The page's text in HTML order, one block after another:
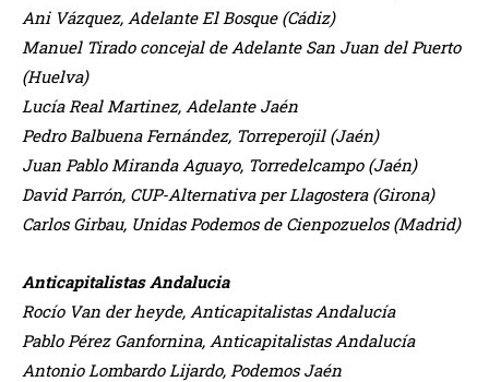
Ani Vázquez, Adelante El Bosque (Cádiz)
Manuel Tirado concejal de Adelante San Juan del Puerto
(Huelva)
Lucía Real Martinez, Adelante Jaén
Pedro Balbuena Fernández, Torreperojil (Jaén)
Juan Pablo Miranda Aguayo, Torredelcampo (Jaén)
David Parrón, CUP-Alternativa per Llagostera (Girona)
Carlos Girbau, Unidas Podemos de Cienpozuelos (Madrid)
Anticapitalistas Andalucia
Rocío Van der heyde, Anticapitalistas Andalucía
Pablo Pérez Ganfornina, Anticapitalistas Andalucía
Antonio Lombardo Lijardo, Podemos Jaén